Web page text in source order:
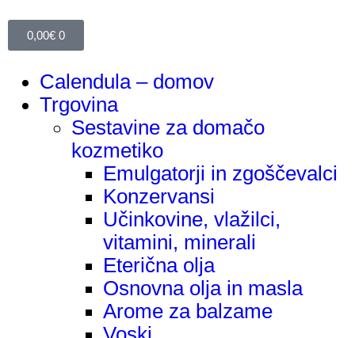
0,00€ 0
Calendula – domov
Trgovina
Sestavine za domačo
kozmetiko
Emulgatorji in zgoščevalci
Konzervansi
Učinkovine, vlažilci,
vitamini, minerali
Eterična olja
Osnovna olja in masla
Arome za balzame